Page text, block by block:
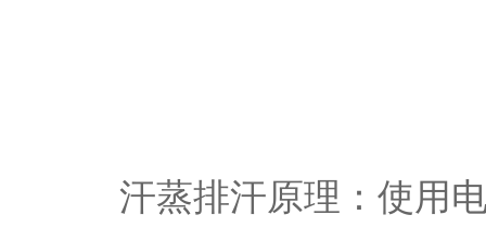
汗蒸排汗原理：使用